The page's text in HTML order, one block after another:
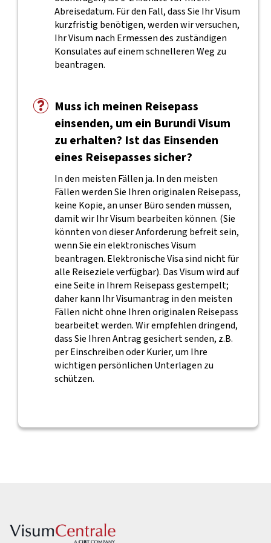
Abreisedatum. Für den Fall, dass Sie Ihr Visum
kurzfristig benötigen, werden wir versuchen,
Ihr Visum nach Ermessen des zuständigen
Konsulates auf einem schnelleren Weg zu
beantragen.
Muss ich meinen Reisepass
einsenden, um ein Burundi Visum
zu erhalten? Ist das Einsenden
eines Reisepasses sicher?
In den meisten Fällen ja. In den meisten
Fällen werden Sie Ihren originalen Reisepass,
keine Kopie, an unser Büro senden müssen,
damit wir Ihr Visum bearbeiten können. (Sie
könnten von dieser Anforderung befreit sein,
wenn Sie ein elektronisches Visum
beantragen. Elektronische Visa sind nicht für
alle Reiseziele verfügbar). Das Visum wird auf
eine Seite in Ihrem Reisepass gestempelt;
daher kann Ihr Visumantrag in den meisten
Fällen nicht ohne Ihren originalen Reisepass
bearbeitet werden. Wir empfehlen dringend,
dass Sie Ihren Antrag gesichert senden, z.B.
per Einschreiben oder Kurier, um Ihre
wichtigen persönlichen Unterlagen zu
schützen.